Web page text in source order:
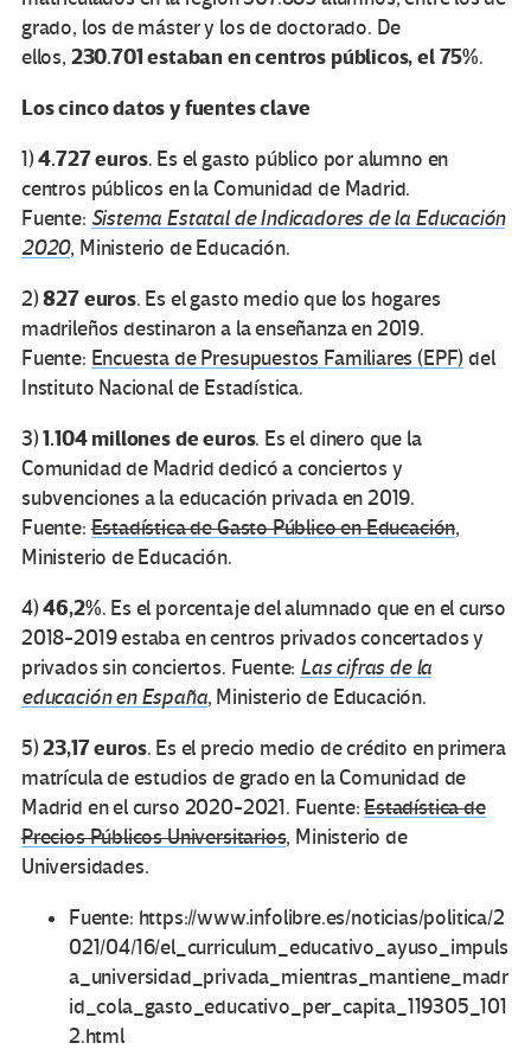
grado, los de máster y los de doctorado. De
ellos, 230.701 estaban en centros públicos, el 75%.
Los cinco datos y fuentes clave
1)4.727 euros. Es el gasto público por alumno en
centros públicos en la Comunidad de Madrid.
Fuente: Sistema Estatal de Indicadores de la Educación
2020, Ministerio de Educación.
2)827 euros. Es el gasto medio que los hogares
madrileños destinaron a la enseñanza en 2019.
Fuente: Encuesta de Presupuestos Familiares (EPF)del
Instituto Nacional de Estadística.
3)1.104 millones de euros. Es el dinero que la
Comunidad de Madrid dedicó a conciertos y
subvenciones a la educación privada en 2019.
Fuente:Estadística de Gasto Público en Educación,
Ministerio de Educación.
4)46,2%. Es el porcentaje del alumnado que en el curso
2018-2019 estaba en centros privados concertados y
privados sin conciertos. Fuente: Las cifras de la
educación en España, Ministerio de Educación.
5)23,17 euros. Es el precio medio de crédito en primera
matrícula de estudios de grado en la Comunidad de
Madrid en el curso 2020-2021. Fuente:Estadística de
Precios Públicos Universitarios, Ministerio de
Universidades.
Fuente: https://www.infolibre.es/noticias/politica/2
021/04/16/el_curriculum_educativo_ayuso_impuls
a_universidad_privada_mientras_mantiene_madr
id_cola_gasto_educativo_per_capita_119305_101
2.html